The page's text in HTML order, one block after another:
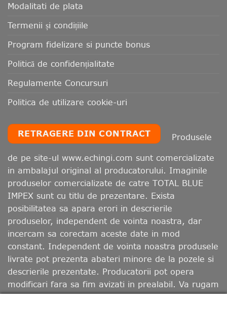
Modalitati de plata
Termenii și condițiile
Program fidelizare si puncte bonus
Politică de confidențialitate
Regulamente Concursuri
Politica de utilizare cookie-uri
RETRAGERE DIN CONTRACT
Produsele
de pe site-ul www.echingi.com sunt comercializate
in ambalajul original al producatorului. Imaginile
produselor comercializate de catre TOTAL BLUE
IMPEX sunt cu titlu de prezentare. Exista
posibilitatea sa apara erori in descrierile
produselor, independent de vointa noastra, dar
incercam sa corectam aceste date in mod
constant. Independent de vointa noastra produsele
livrate pot prezenta abateri minore de la pozele si
descrierile prezentate. Producatorii pot opera
modificari fara sa fim avizati in prealabil. Va rugam
sa retineti ca, in functie de calibrarea monitorului